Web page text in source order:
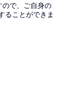
ので、ご自身の
ることができま